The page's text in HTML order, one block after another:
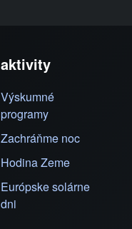
aktivity
Výskumné
programy
Zachráňme noc
Hodina Zeme
Európske solárne
dni